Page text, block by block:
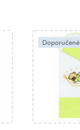
Doporučené